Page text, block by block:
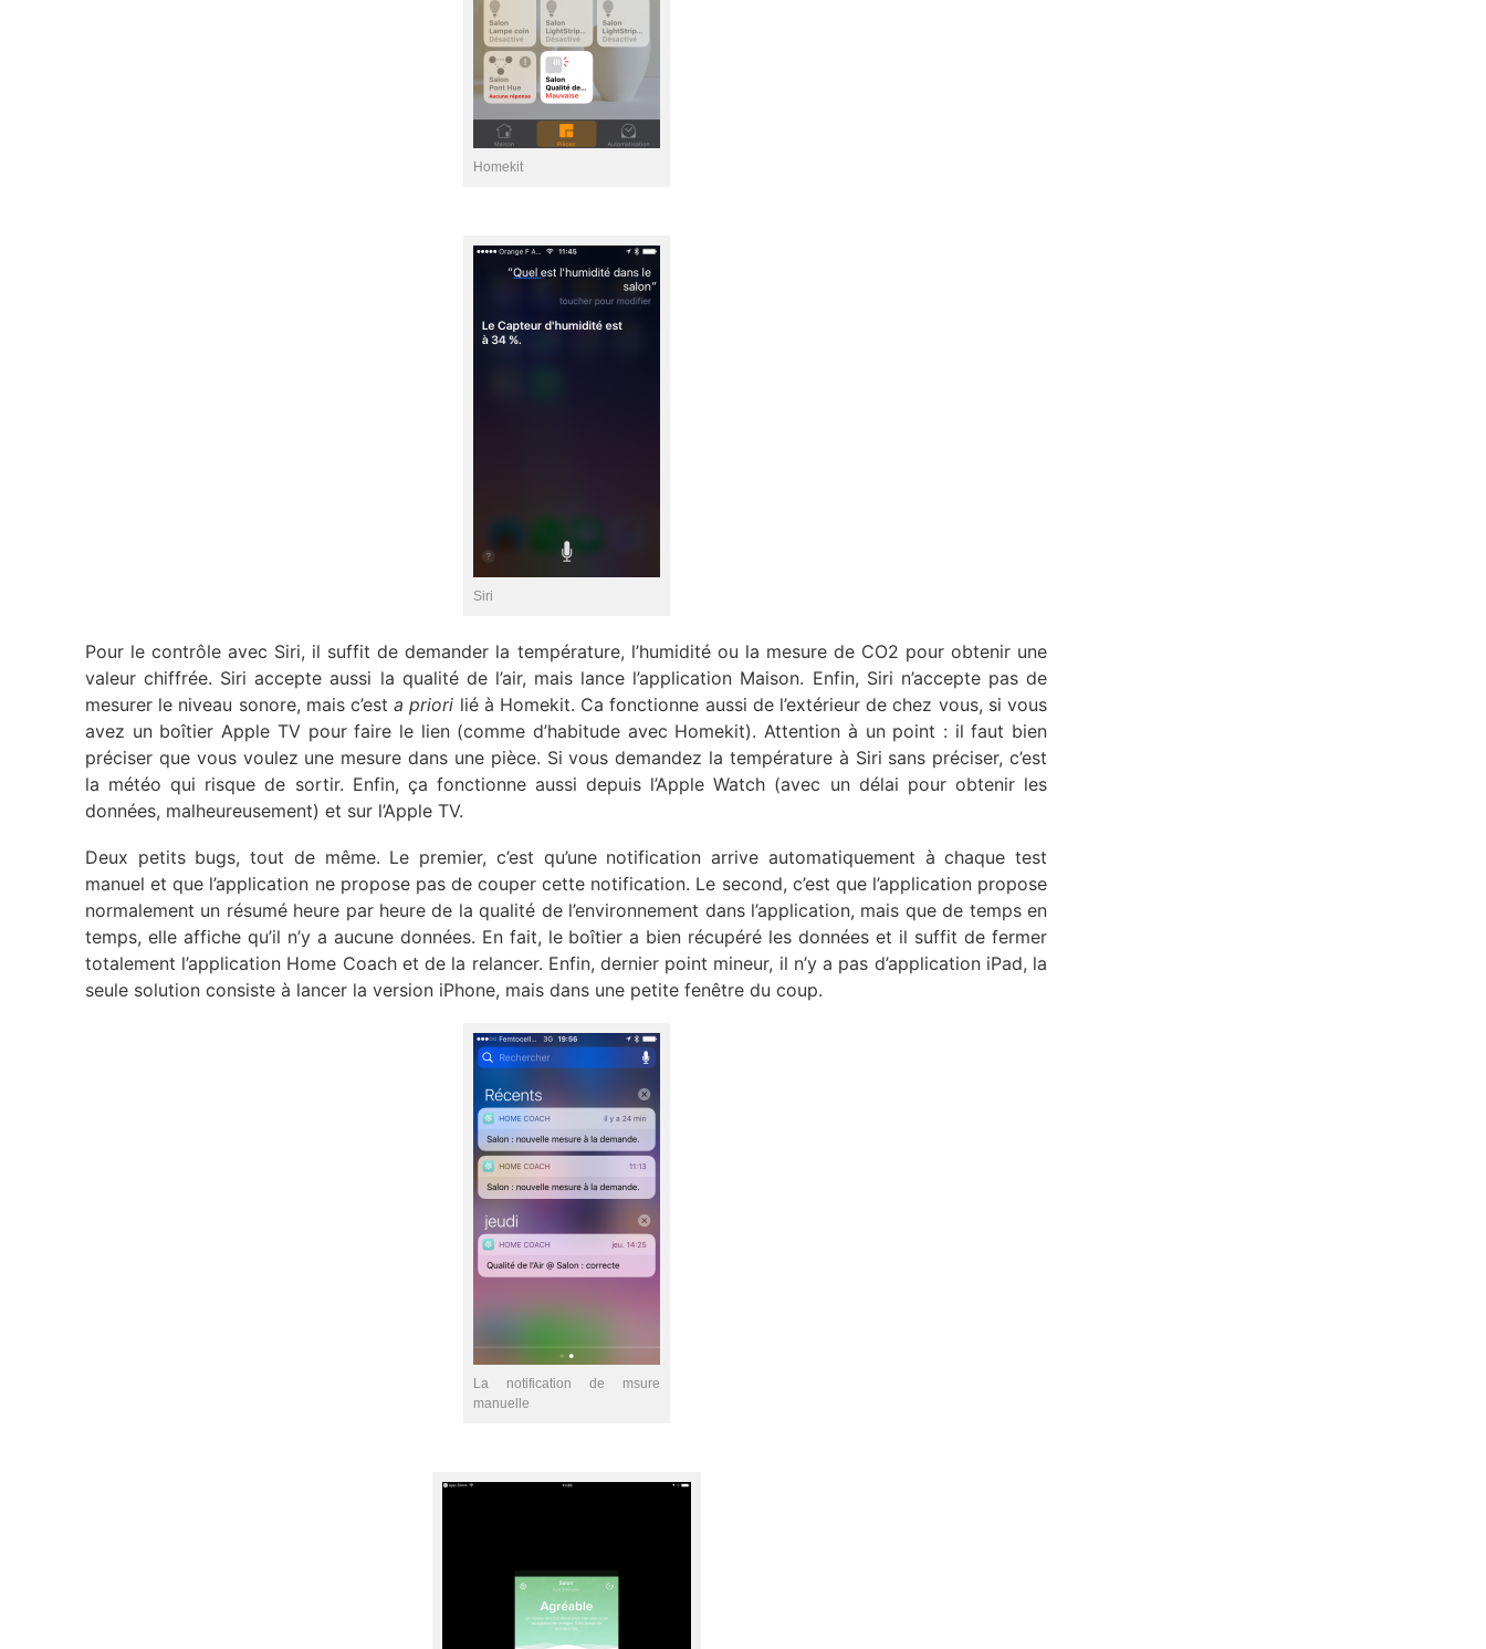
Homekit
Siri
Pour le contrôle avec Siri, il suffit de demander la température, l’humidité ou la mesure de CO2 pour obtenir une
valeur chiffrée. Siri accepte aussi la qualité de l’air, mais lance l’application Maison. Enfin, Siri n’accepte pas de
mesurer le niveau sonore, mais c’esta priori lié à Homekit. Ca fonctionne aussi de l’extérieur de chez vous, si vous
avez un boîtier Apple TV pour faire le lien (comme d’habitude avec Homekit). Attention à un point : il faut bien
préciser que vous voulez une mesure dans une pièce. Si vous demandez la température à Siri sans préciser, c’est
la météo qui risque de sortir. Enfin, ça fonctionne aussi depuis l’Apple Watch (avec un délai pour obtenir les
données, malheureusement) et sur l’Apple TV.
Deux petits bugs, tout de même. Le premier, c’est qu’une notification arrive automatiquement à chaque test
manuel et que l’application ne propose pas de couper cette notification. Le second, c’est que l’application propose
normalement un résumé heure par heure de la qualité de l’environnement dans l’application, mais que de temps en
temps, elle affiche qu’il n’y a aucune données. En fait, le boîtier a bien récupéré les données et il suffit de fermer
totalement l’application Home Coach et de la relancer. Enfin, dernier point mineur, il n’y a pas d’application iPad, la
seule solution consiste à lancer la version iPhone, mais dans une petite fenêtre du coup.
La notification de msure
manuelle